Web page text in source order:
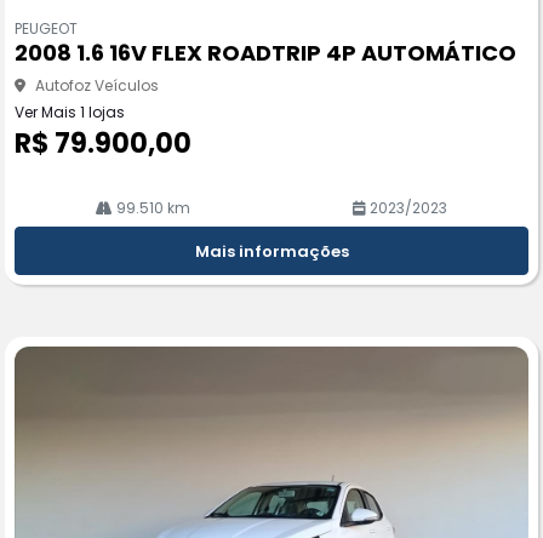
pa
rtil
he
PEUGEOT
2008 1.6 16V FLEX ROADTRIP 4P AUTOMÁTICO
Autofoz Veículos
Ver Mais 1 lojas
R$ 79.900,00
99.510 km 2023/2023
Mais informações